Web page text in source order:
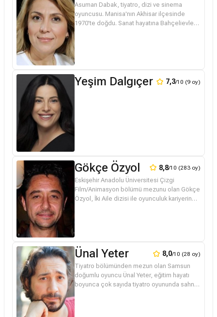
Asuman Dabak, tiyatro, dizi ve sinema
oyuncusu. Manisa'nın Akhisar ilçesinde
1970'te doğdu. Sanat hayatına Bahçelievler
Yeşim Dalgıçer 7,3/10 (9 oy)
Gökçe Özyol 8,8/10 (283 oy)
Eskişehir Anadolu Üniversitesi Çizgi
Film/Animasyon bölümü mezunu olan Gökçe
Özyol, İki Aile dizisi ile oyunculuk kariyerine
Ünal Yeter 8,0/10 (28 oy)
Tiyatro bölümünden mezun olan Samsun
doğumlu oyuncu Ünal Yeter, eğitim hayatı
boyunca çok sayıda tiyatro oyununda sahne